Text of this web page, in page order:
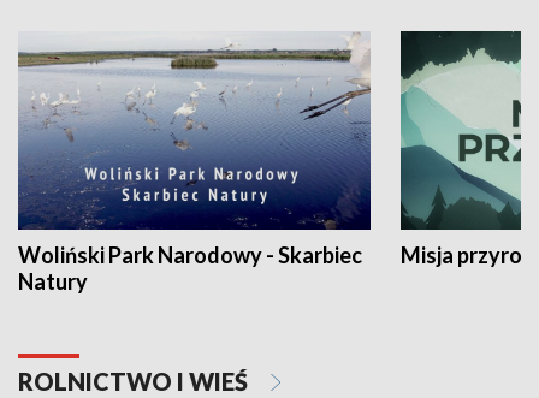
Woliński Park Narodowy - Skarbiec
Natury
Misja
ROLNICTWO I WIEŚ